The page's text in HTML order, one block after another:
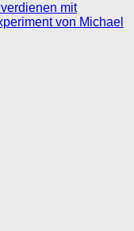
mit
von Michael